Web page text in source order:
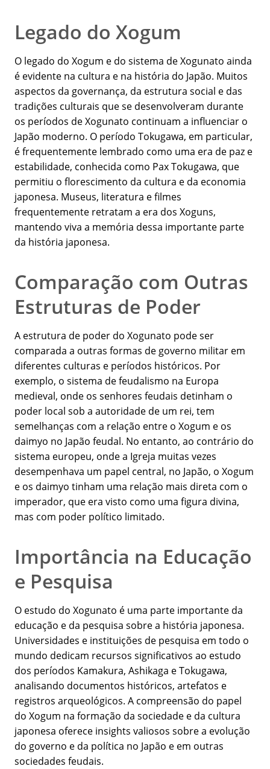
Legado do Xogum
O legado do Xogum e do sistema de Xogunato ainda
é evidente na cultura e na história do Japão. Muitos
aspectos da governança, da estrutura social e das
tradições culturais que se desenvolveram durante
os períodos de Xogunato continuam a influenciar o
Japão moderno. O período Tokugawa, em particular,
é frequentemente lembrado como uma era de paz e
estabilidade, conhecida como Pax Tokugawa, que
permitiu o florescimento da cultura e da economia
japonesa. Museus, literatura e filmes
frequentemente retratam a era dos Xoguns,
mantendo viva a memória dessa importante parte
da história japonesa.
Comparação com Outras
Estruturas de Poder
A estrutura de poder do Xogunato pode ser
comparada a outras formas de governo militar em
diferentes culturas e períodos históricos. Por
exemplo, o sistema de feudalismo na Europa
medieval, onde os senhores feudais detinham o
poder local sob a autoridade de um rei, tem
semelhanças com a relação entre o Xogum e os
daimyo no Japão feudal. No entanto, ao contrário do
sistema europeu, onde a Igreja muitas vezes
desempenhava um papel central, no Japão, o Xogum
e os daimyo tinham uma relação mais direta com o
imperador, que era visto como uma figura divina,
mas com poder político limitado.
Importância na Educação
e Pesquisa
O estudo do Xogunato é uma parte importante da
educação e da pesquisa sobre a história japonesa.
Universidades e instituições de pesquisa em todo o
mundo dedicam recursos significativos ao estudo
dos períodos Kamakura, Ashikaga e Tokugawa,
analisando documentos históricos, artefatos e
registros arqueológicos. A compreensão do papel
do Xogum na formação da sociedade e da cultura
japonesa oferece insights valiosos sobre a evolução
do governo e da política no Japão e em outras
sociedades feudais.